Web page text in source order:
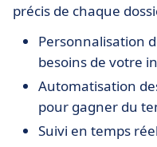
précis de chaque
Personnalisation
besoins de votre
Automatisation
pour gagner du
Suivi en temps